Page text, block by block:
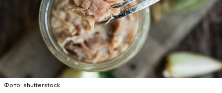
Фото: shutterstock
Собеседница «ВМ» отметила, что качественная
тушенка иногда вполне может стать заменой
свежеприготовленному мясу.
ВРАЧИ ПРОДУКТЫ
Для заправки:
200 граммов сливочного масла;
1 стакан сахара;
10 граммов ванильного сахара;
1/4 чайной ложки соли;
4 куриных яйца;
100 граммов сока апельсина и столовая ложка